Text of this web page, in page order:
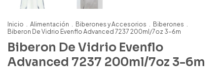
Inicio . Alimentación . Biberones y Accesorios . Biberones .
Biberon De Vidrio Evenflo Advanced 7237 200ml/7oz 3-6m
Biberon De Vidrio Evenflo
Advanced 7237 200ml/7oz 3-6m